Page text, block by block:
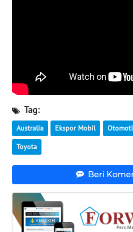
Tag:
Australia Ekspor Mobil
Toyota
Beri
WN
SULBAR
WN
SUMBAR